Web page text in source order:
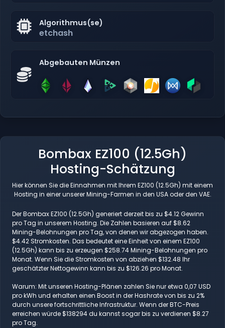
Algorithmus(se)
etchash
Abgebauten Münzen
Bombax EZ100 (12.5Gh)
Hosting-Schätzung
Hier können Sie die Einnahmen mit Ihrem EZ100 (12.5Gh) mit einem
Hosting in einer unserer Mining-Farmen in den USA oder den VAE.
Der Bombax EZ100 (12.5Gh) generiert derzeit bis zu $4.12 Gewinn
pro Tag in unserem Hosting. Die Zahlen basieren auf $8.62
Mining-Belohnungen pro Tag, von denen wir abgezogen haben.
$4.42 Stromkosten. Das bedeutet eine Einheit von einem EZ100
(12.5Gh) kann bis zu erzeugen $258.74 Mining-Belohnungen pro
Monat. Wenn Sie die Stromkosten von abziehen $132.48 Ihr
geschätzter Nettogewinn kann bis zu $126.26 pro Monat.
Warum: Mit unseren Hosting-Plänen zahlen Sie nur etwa 0,07 USD
pro kWh und erhalten einen Boost in der Hashrate von bis zu 2%
durch unsere fortschrittliche Infrastruktur. Wenn der BTC-Preis
erreichen würde $138294 du kannst sogar bis zu verdienen $8.27
pro Tag.